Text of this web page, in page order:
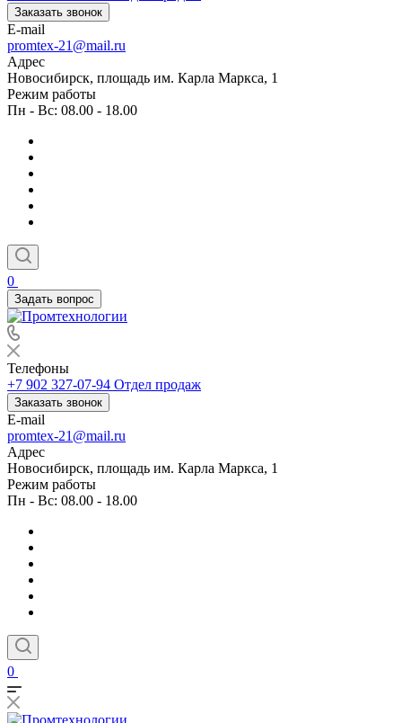
Заказать звонок
E-mail
promtex-21@mail.ru
Адрес
Новосибирск, площадь им. Карла Маркса, 1
Режим работы
Пн - Вс: 08.00 - 18.00
0
Задать вопрос
Телефоны
+7 902 327-07-94 Отдел продаж
Заказать звонок
E-mail
promtex-21@mail.ru
Адрес
Новосибирск, площадь им. Карла Маркса, 1
Режим работы
Пн - Вс: 08.00 - 18.00
0